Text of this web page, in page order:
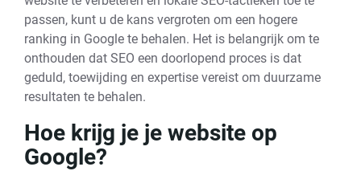
passen, kunt u de kans vergroten om een hogere
ranking in Google te behalen. Het is belangrijk om te
onthouden dat SEO een doorlopend proces is dat
geduld, toewijding en expertise vereist om duurzame
resultaten te behalen.
Hoe krijg je je website op
Google?